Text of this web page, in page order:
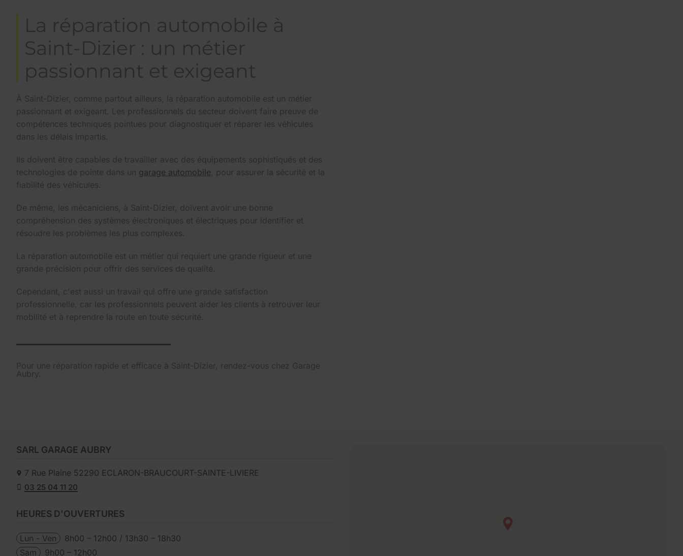
La réparation automobile à
Saint-Dizier : un métier
passionnant et exigeant
À Saint-Dizier, comme partout ailleurs, la réparation automobile est un métier
passionnant et exigeant. Les professionnels du secteur doivent faire preuve de
compétences techniques pointues pour diagnostiquer et réparer les véhicules
dans les délais impartis.
Ils doivent être capables de travailler avec des équipements sophistiqués et des
technologies de pointe dans un garage automobile, pour assurer la sécurité et la
fiabilité des véhicules.
De même, les mécaniciens, à Saint-Dizier, doivent avoir une bonne
compréhension des systèmes électroniques et électriques pour identifier et
résoudre les problèmes les plus complexes.
La réparation automobile est un métier qui requiert une grande rigueur et une
grande précision pour offrir des services de qualité.
Cependant, c'est aussi un travail qui offre une grande satisfaction
professionnelle, car les professionnels peuvent aider les clients à retrouver leur
mobilité et à reprendre la route en toute sécurité.
Pour une réparation rapide et efficace à Saint-Dizier, rendez-vous chez Garage
Aubry.
SARL GARAGE AUBRY
7 Rue Plaine 52290 ECLARON-BRAUCOURT-SAINTE-LIVIERE
03 25 04 11 20
HEURES D'OUVERTURES
Lun - Ven
8h00 – 12h00 / 13h30 – 18h30
Sam
9h00 – 12h00